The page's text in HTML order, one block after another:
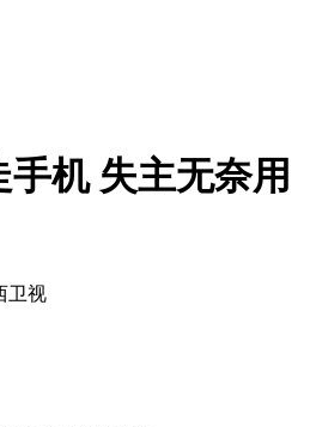
机 失主无奈用
卫视